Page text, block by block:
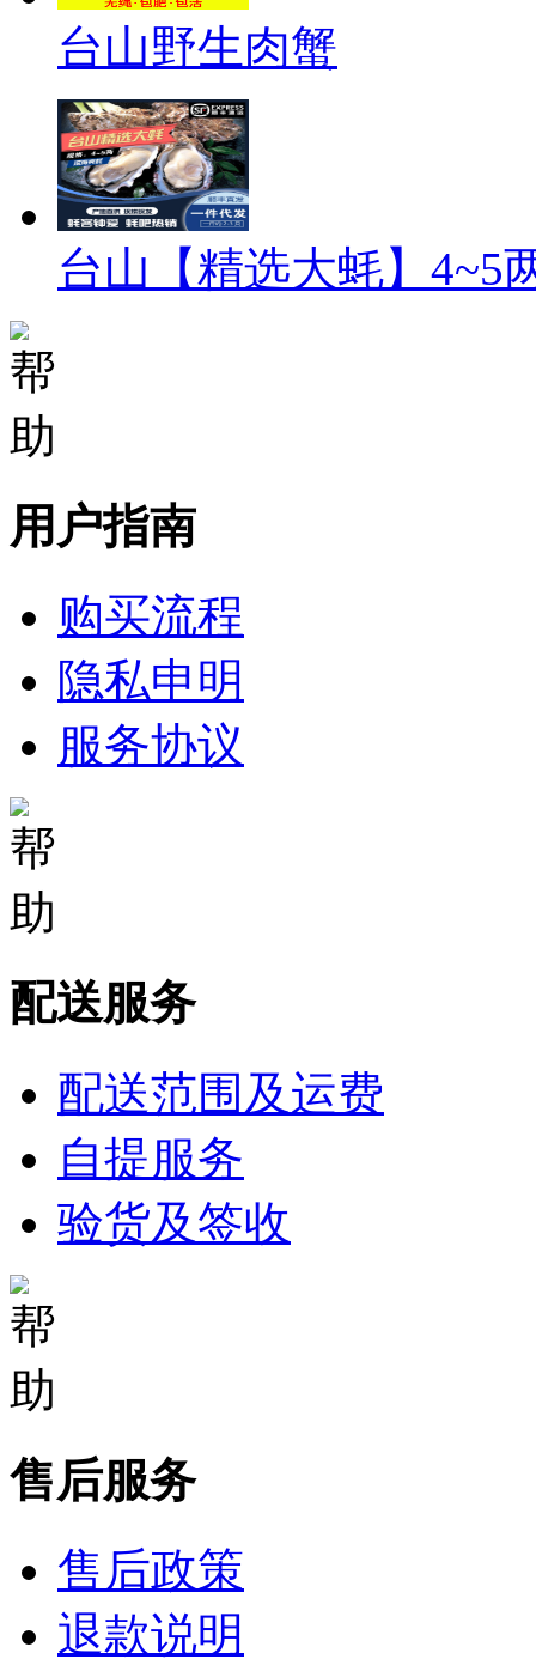
台山野生肉蟹
台山【精选大蚝】4~5
用户指南
购买流程
隐私申明
服务协议
配送服务
配送范围及运费
自提服务
验货及签收
售后服务
售后政策
退款说明